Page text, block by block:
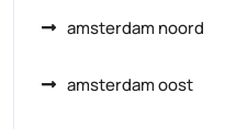
amsterdam noord
amsterdam oost